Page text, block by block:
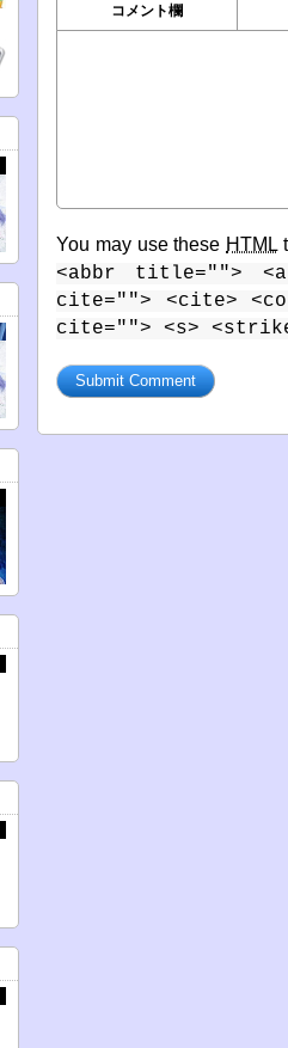
コメント欄
You may use these HTML
<abbr title="">
cite=""> <cite>
cite=""> <s>